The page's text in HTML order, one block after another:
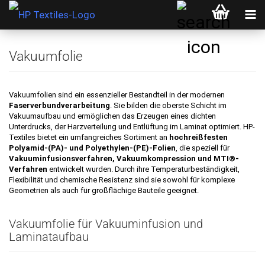
Vakuumfolie
Vakuumfolien sind ein essenzieller Bestandteil in der modernen
Faserverbundverarbeitung. Sie bilden die oberste Schicht im
Vakuumaufbau und ermöglichen das Erzeugen eines dichten
Unterdrucks, der Harzverteilung und Entlüftung im Laminat optimiert. HP-
Textiles bietet ein umfangreiches Sortiment an hochreißfesten
Polyamid-(PA)- und Polyethylen-(PE)-Folien, die speziell für
Vakuuminfusionsverfahren, Vakuumkompression und MTI®-
Verfahren entwickelt wurden. Durch ihre Temperaturbeständigkeit,
Flexibilität und chemische Resistenz sind sie sowohl für komplexe
Geometrien als auch für großflächige Bauteile geeignet.
Vakuumfolie für Vakuuminfusion und
Laminataufbau